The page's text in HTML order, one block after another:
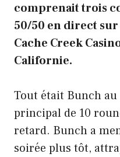
comprenait trois
50/50 en direct sur
Cache Creek
Californie.
Tout était Bunch au
principal de 10
retard. Bunch a
soirée plus tôt,